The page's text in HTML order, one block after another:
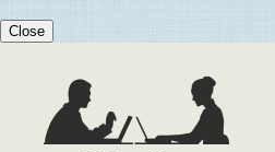
Close